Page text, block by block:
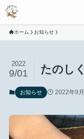
ホーム お知らせ
たのし
2022
9/01
お知らせ 2022年9